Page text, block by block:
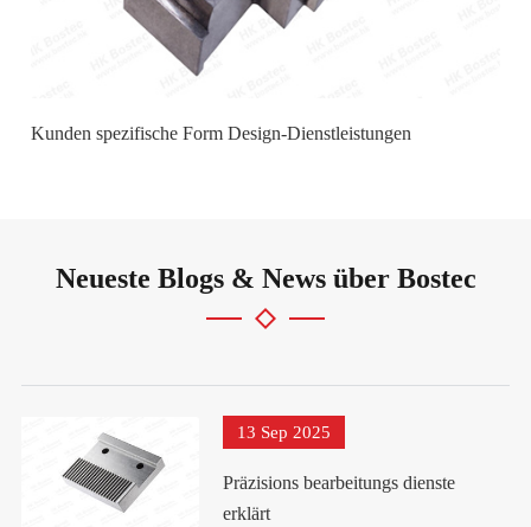
Kunden spezifische Form Design-Dienstleistungen
Neueste Blogs & News über Bostec
13 Sep 2025
Präzisions bearbeitungs dienste
erklärt